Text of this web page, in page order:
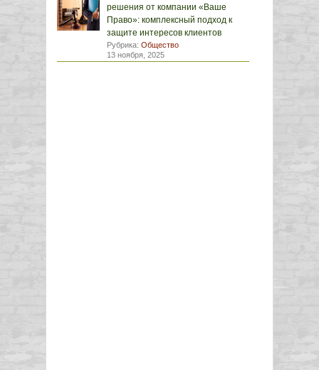
решения от компании «Ваше
Право»: комплексный подход к
защите интересов клиентов
Рубрика: Общество
13 ноября, 2025